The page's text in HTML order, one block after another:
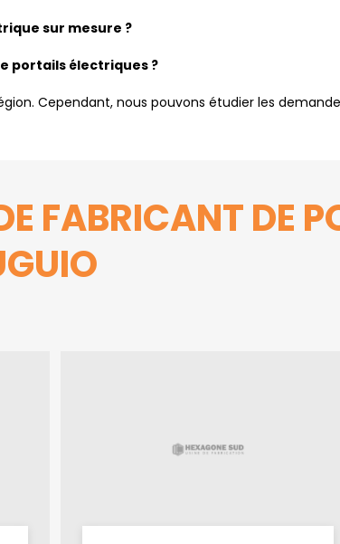
sur mesure ?
portails électriques ?
Cependant, nous pouvons étudier les
FABRICANT DE